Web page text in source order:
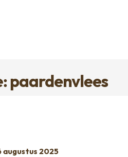
/ Voorwaarden /
paardenvlees
augustus 2025